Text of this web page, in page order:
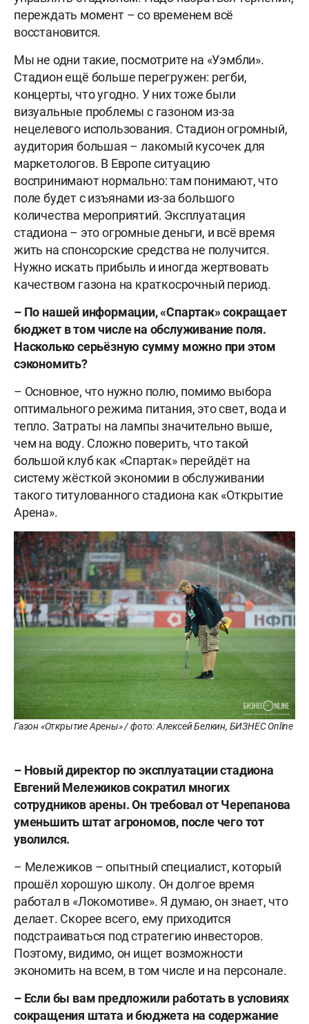
переждать момент – со временем всё
восстановится.
Мы не одни такие, посмотрите на «Уэмбли».
Стадион ещё больше перегружен: регби,
концерты, что угодно. У них тоже были
визуальные проблемы с газоном из-за
нецелевого использования. Стадион огромный,
аудитория большая – лакомый кусочек для
маркетологов. В Европе ситуацию
воспринимают нормально: там понимают, что
поле будет с изъянами из-за большого
количества мероприятий. Эксплуатация
стадиона – это огромные деньги, и всё время
жить на спонсорские средства не получится.
Нужно искать прибыль и иногда жертвовать
качеством газона на краткосрочный период.
– По нашей информации, «Спартак» сокращает
бюджет в том числе на обслуживание поля.
Насколько серьёзную сумму можно при этом
сэкономить?
– Основное, что нужно полю, помимо выбора
оптимального режима питания, это свет, вода и
тепло. Затраты на лампы значительно выше,
чем на воду. Сложно поверить, что такой
большой клуб как «Спартак» перейдёт на
систему жёсткой экономии в обслуживании
такого титулованного стадиона как «Открытие
Арена».
Газон «Открытие Арены» / фото: Алексей Белкин, БИЗНЕС Online
– Новый директор по эксплуатации стадиона
Евгений Мележиков сократил многих
сотрудников арены. Он требовал от Черепанова
уменьшить штат агрономов, после чего тот
уволился.
– Мележиков – опытный специалист, который
прошёл хорошую школу. Он долгое время
работал в «Локомотиве». Я думаю, он знает, что
делает. Скорее всего, ему приходится
подстраиваться под стратегию инвесторов.
Поэтому, видимо, он ищет возможности
экономить на всем, в том числе и на персонале.
–Если бы вам предложили работать в условиях
сокращения штата и бюджета на содержание